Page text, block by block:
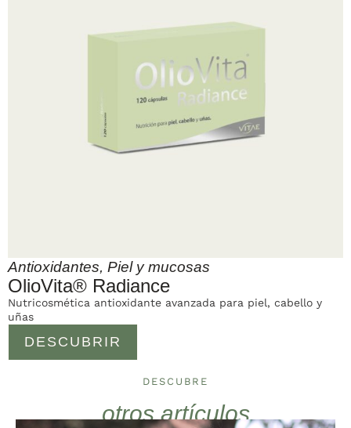
Antioxidantes, Piel y mucosas
OlioVita® Radiance
DESCUBRIR
Nutricosmética antioxidante avanzada para piel, cabello y
uñas
DESCUBRE
otros artículos